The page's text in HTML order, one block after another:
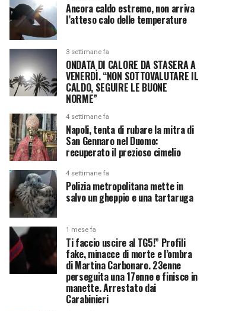
Ancora caldo estremo, non arriva
l’atteso calo delle temperature
3 settimane fa
ONDATA DI CALORE DA STASERA A
VENERDÌ. “NON SOTTOVALUTARE IL
CALDO, SEGUIRE LE BUONE
NORME”
4 settimane fa
Napoli, tenta di rubare la mitra di
San Gennaro nel Duomo:
recuperato il prezioso cimelio
4 settimane fa
Polizia metropolitana mette in
salvo un gheppio e una tartaruga
1 mese fa
Ti faccio uscire al TG5!” Profili
fake, minacce di morte e l’ombra
di Martina Carbonaro. 23enne
perseguita una 17enne e finisce in
manette. Arrestato dai
Carabinieri